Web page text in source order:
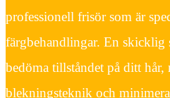
professionell frisör som är
färgbehandlingar. En skicklig
bedöma tillståndet på ditt
blekningsteknik och